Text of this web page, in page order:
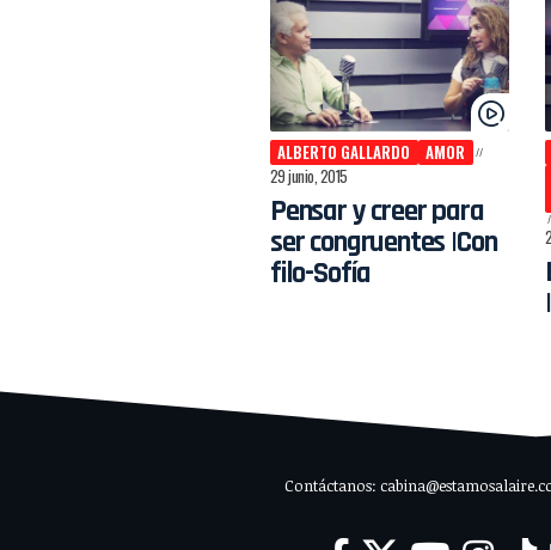
ALBERTO GALLARDO
AMOR
29 junio, 2015
Pensar y creer para
ser congruentes |Con
filo-Sofía
Contáctanos: